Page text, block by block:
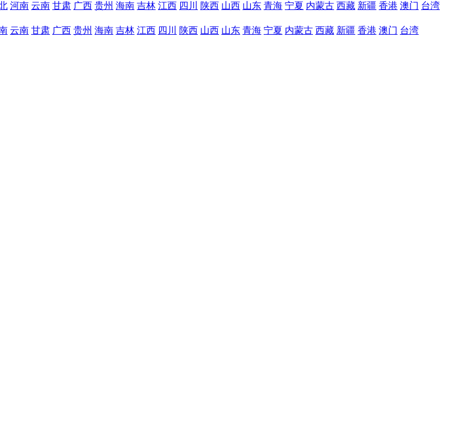
河南 云南 甘肃 广西 贵州 海南 吉林 江西 四川 陕西 山西 山东 青海 宁夏 内蒙古 西藏 新疆 香港 澳门 台湾
云南 甘肃 广西 贵州 海南 吉林 江西 四川 陕西 山西 山东 青海 宁夏 内蒙古 西藏 新疆 香港 澳门 台湾